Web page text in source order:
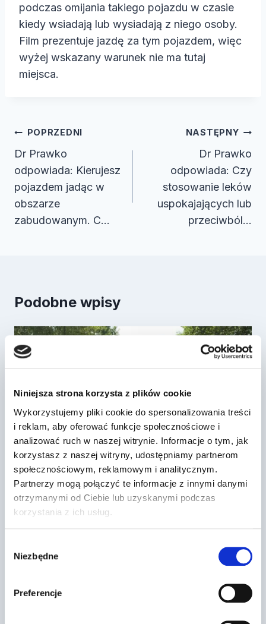
Niniejsza strona korzysta z plików cookie
Wykorzystujemy pliki cookie do spersonalizowania treści
i reklam, aby oferować funkcje społecznościowe i
analizować ruch w naszej witrynie. Informacje o tym, jak
korzystasz z naszej witryny, udostępniamy partnerom
społecznościowym, reklamowym i analitycznym.
Partnerzy mogą połączyć te informacje z innymi danymi
otrzymanymi od Ciebie lub uzyskanymi podczas
korzystania z ich usług.
zgody
Niezbędne
Preferencje
podczas omijania takiego pojazdu w czasie
kiedy wsiadają lub wysiadają z niego osoby.
Film prezentuje jazdę za tym pojazdem, więc
wyżej wskazany warunek nie ma tutaj
miejsca.
Nawigacja
wpisu
POPRZEDNI
Dr Prawko
odpowiada: Kierujesz
pojazdem jadąc w
obszarze
zabudowanym. C…
NASTĘPNY
Dr Prawko
odpowiada: Czy
stosowanie leków
uspokajających lub
przeciwból…
Podobne wpisy
Dr Prawko odpowiada: Czy w tej